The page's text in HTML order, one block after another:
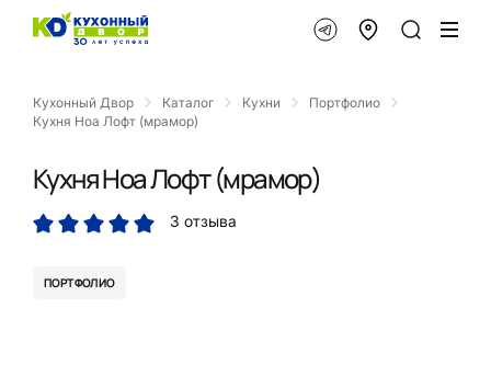
Кухонный Двор Каталог Кухни
Портфолио
Кухня Ноа Лофт (мрамор)
Кухня Ноа Лофт (мрамор)
3 отзыва
ПОРТФОЛИО